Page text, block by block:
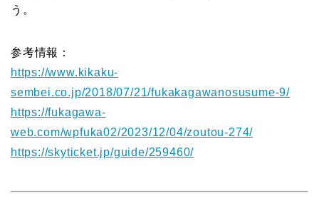
う。
参考情報：
https://www.kikaku-
sembei.co.jp/2018/07/21/fukakagawanosusume-9/
https://fukagawa-
web.com/wpfuka02/2023/12/04/zoutou-274/
https://skyticket.jp/guide/259460/